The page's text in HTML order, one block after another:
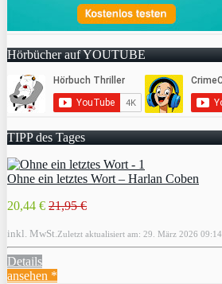
Hörbücher auf YOUTUBE
TIPP des Tages
Ohne ein letztes Wort – Harlan Coben
20,44 € 21,95 €
inkl. MwSt.Zuletzt aktualisiert am: 29. März 2026 09:14
Details
ansehen *